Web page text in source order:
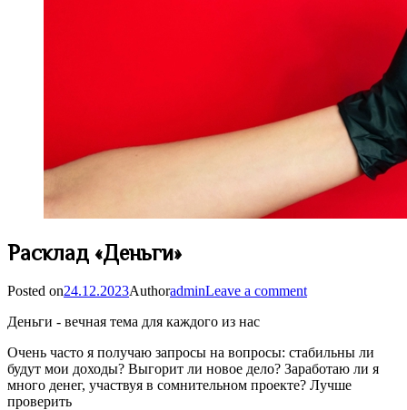
Расклад «Деньги»
Posted on24.12.2023AuthoradminLeave a comment
Деньги - вечная тема для каждого из нас
Очень часто я получаю запросы на вопросы: стабильны ли
будут мои доходы? Выгорит ли новое дело? Заработаю ли я
много денег, участвуя в сомнительном проекте? Лучше
проверить